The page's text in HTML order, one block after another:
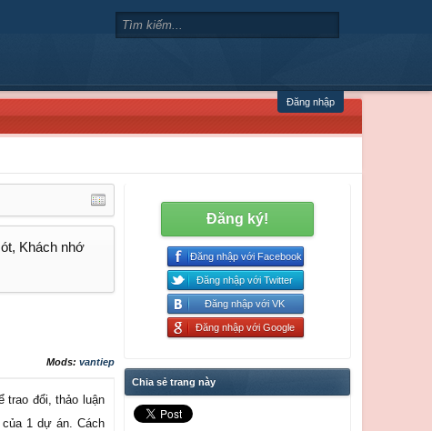
Đăng nhập
Khách nhớ
Mods: vantiep
trao đổi, thảo luận
1 dự án. Cách
Đăng ký!
Đăng nhập với Facebook
Đăng nhập với Twitter
Đăng nhập với VK
Đăng nhập với Google
Chia sẻ trang này